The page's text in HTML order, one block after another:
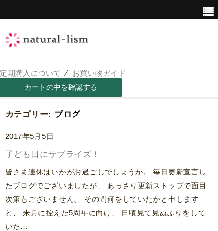
定期購入について ⁄ お買い物ガイド
青汁について
カテゴリー: ブログ
2017年5月5日
子ども日にサプライズ！
皆さま連休はいかがお過ごしでしょうか。 毎日更新宣言し
たブログでございましたが、 あっさり更新ストップで面目
次第もございません。 その間何をしていたかと申します
と、 来月に控えた5周年に向け、 日頃見て見ぬふりをして
いた…